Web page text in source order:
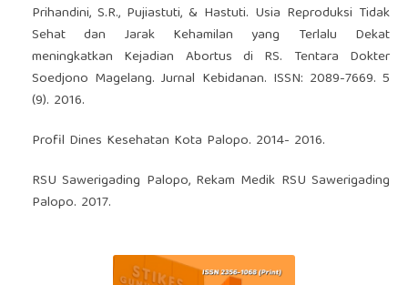
Prihandini, S.R., Pujiastuti, & Hastuti. Usia Reproduksi Tidak
Sehat dan Jarak Kehamilan yang Terlalu Dekat
meningkatkan Kejadian Abortus di RS. Tentara Dokter
Soedjono Magelang. Jurnal Kebidanan. ISSN: 2089-7669. 5
(9). 2016.
Profil Dines Kesehatan Kota Palopo. 2014- 2016.
RSU Sawerigading Palopo, Rekam Medik RSU Sawerigading
Palopo. 2017.